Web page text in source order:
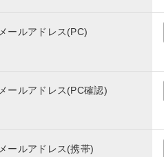
メールアドレス(PC)
メールアドレス(PC確認)
メールアドレス(携帯)